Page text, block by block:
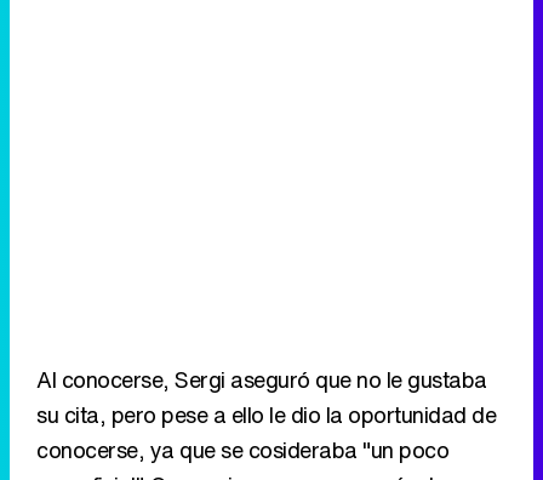
Al conocerse, Sergi aseguró que no le gustaba
su cita, pero pese a ello le dio la oportunidad de
conocerse, ya que se cosideraba "un poco